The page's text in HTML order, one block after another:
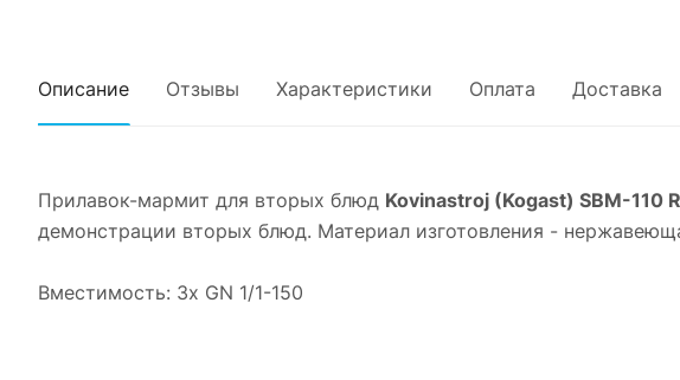
Описание Отзывы Характеристики Оплата Доставка
Прилавок-мармит для вторых блюд Kovinastroj (Kogast) SBM-110 R
демонстрации вторых блюд. Материал изготовления -
Вместимость: 3х GN 1/1-150